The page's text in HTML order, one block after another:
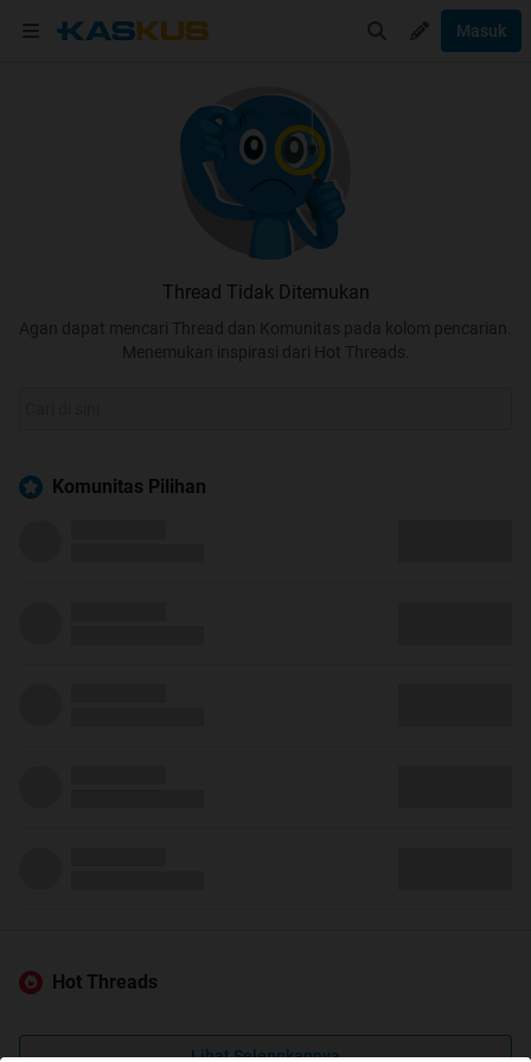
Masuk
Thread Tidak Ditemukan
Agan dapat mencari Thread dan Komunitas pada kolom pencarian.
Menemukan inspirasi dari Hot Threads.
Komunitas Pilihan
Hot Threads
Lihat Selengkapnya